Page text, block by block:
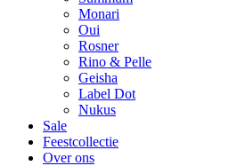
Monari
Oui
Rosner
Rino & Pelle
Geisha
Label Dot
Nukus
Sale
Feestcollectie
Over ons